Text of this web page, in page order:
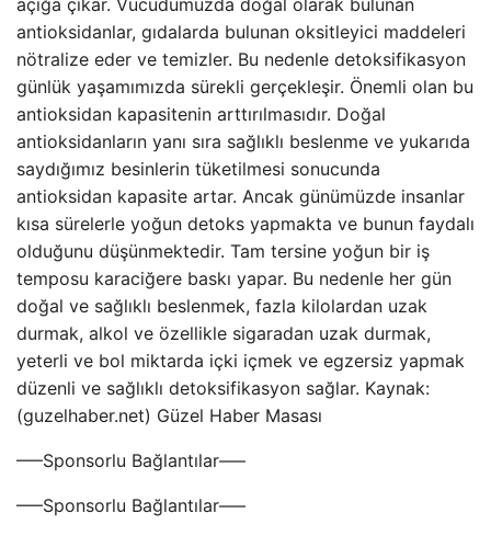
açığa çıkar. Vücudumuzda doğal olarak bulunan
antioksidanlar, gıdalarda bulunan oksitleyici maddeleri
nötralize eder ve temizler. Bu nedenle detoksifikasyon
günlük yaşamımızda sürekli gerçekleşir. Önemli olan bu
antioksidan kapasitenin arttırılmasıdır. Doğal
antioksidanların yanı sıra sağlıklı beslenme ve yukarıda
saydığımız besinlerin tüketilmesi sonucunda
antioksidan kapasite artar. Ancak günümüzde insanlar
kısa sürelerle yoğun detoks yapmakta ve bunun faydalı
olduğunu düşünmektedir. Tam tersine yoğun bir iş
temposu karaciğere baskı yapar. Bu nedenle her gün
doğal ve sağlıklı beslenmek, fazla kilolardan uzak
durmak, alkol ve özellikle sigaradan uzak durmak,
yeterli ve bol miktarda içki içmek ve egzersiz yapmak
düzenli ve sağlıklı detoksifikasyon sağlar. Kaynak:
(guzelhaber.net) Güzel Haber Masası
—–Sponsorlu Bağlantılar—–
—–Sponsorlu Bağlantılar—–